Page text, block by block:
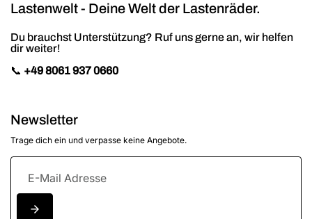
Lastenwelt - Deine Welt der Lastenräder.
Du brauchst Unterstützung? Ruf uns gerne an, wir helfen
dir weiter!
📞 +49 8061 937 0660
Newsletter
Trage dich ein und verpasse keine Angebote.